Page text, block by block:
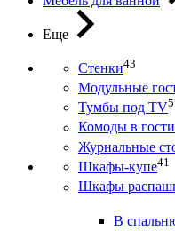
Еще
Стенки43
Модульные
Тумбы под ТV
Комоды в
Журнальные
Шкафы-купе41
Шкафы
В